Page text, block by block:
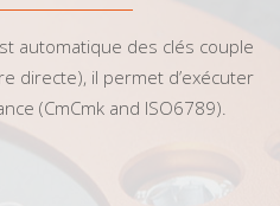
automatique des clés couple
directe), il permet d’exécuter
(CmCmk and ISO6789).